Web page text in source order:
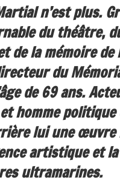
n’est plus.
du théâtre,
de la mémoire de
du
de 69 ans.
homme politique
lui une œuvre
artistique et
ultramarines.